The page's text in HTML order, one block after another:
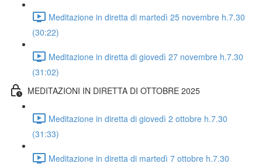
Meditazione in diretta di martedì 25 novembre h.7.30
(30:22)
Meditazione in diretta di giovedì 27 novembre h.7.30
(31:02)
MEDITAZIONI IN DIRETTA DI OTTOBRE 2025
Meditazione in diretta di giovedì 2 ottobre h.7.30
(31:33)
Meditazione in diretta di martedì 7 ottobre h.7.30